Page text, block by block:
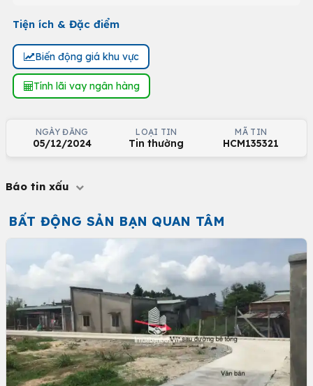
Tiện ích & Đặc điểm
Biến động giá khu vực
Tính lãi vay ngân hàng
NGÀY ĐĂNG
05/12/2024
LOẠI TIN
Tin thường
MÃ TIN
HCM135321
Báo tin xấu
BẤT ĐỘNG SẢN BẠN QUAN TÂM